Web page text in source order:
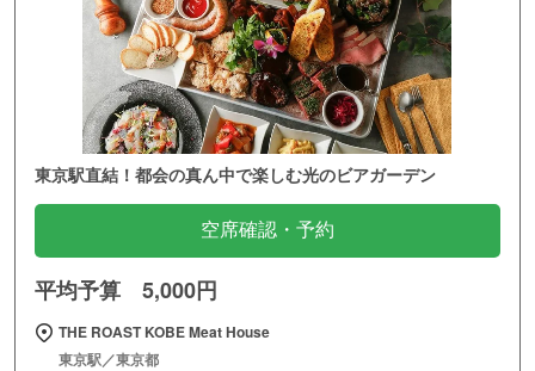
東京駅直結！都会の真ん中で楽しむ光のビアガーデン
空席確認・予約
平均予算 5,000円
THE ROAST KOBE Meat House
東京駅／東京都